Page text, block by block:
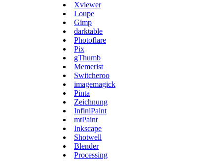
Xviewer
Loupe
Gimp
darktable
Photoflare
Pix
gThumb
Memerist
Switcheroo
imagemagick
Pinta
Zeichnung
InfiniPaint
mtPaint
Inkscape
Shotwell
Blender
Processing